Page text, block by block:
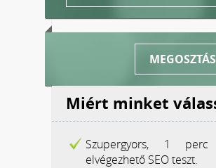
MEGOSZTÁS
Miért minket
Szupergyors, 1
elvégezhető SEO teszt.